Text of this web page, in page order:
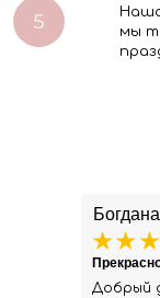
мы
Богдана
Добрый